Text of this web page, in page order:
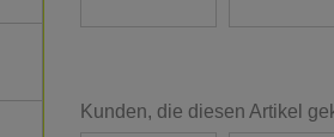
Kunden, die diesen Artikel